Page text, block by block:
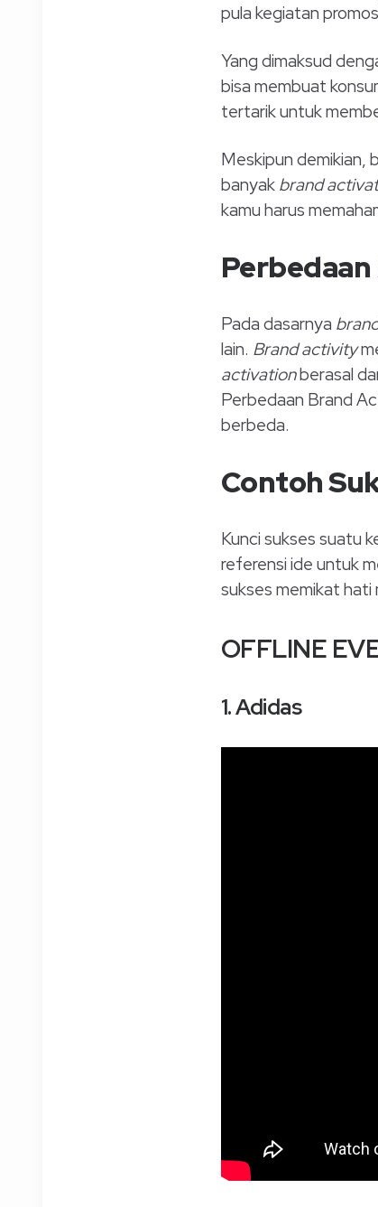
pula kegiatan
Yang dimaksud
bisa membuat
tertarik untuk
Meskipun demikian,
banyak brand
kamu harus
Perbedaan
Pada dasarnya
lain. Brand activity
activationberasal
Perbedaan Brand
berbeda.
Contoh
Kunci sukses suatu
referensi ide untuk
sukses memikat hati
OFFLINE
1. Adidas